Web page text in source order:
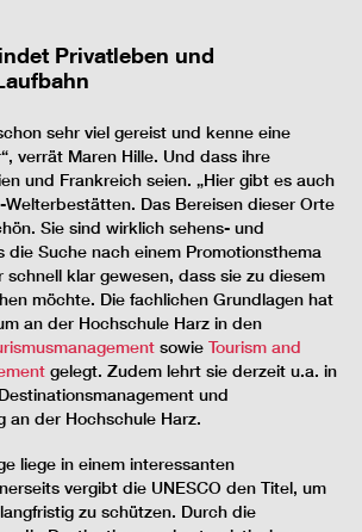
Privatleben und
sehr viel gereist und kenne eine
verrät Maren Hille. Und dass ihre
und Frankreich seien. „Hier gibt es auch
Welterbestätten. Das Bereisen dieser Orte
Sie sind wirklich sehens- und
die Suche nach einem Promotionsthema
schnell klar gewesen, dass sie zu diesem
möchte. Die fachlichen Grundlagen hat
an der Hochschule Harz in den
sowie Tourism and
gelegt. Zudem lehrt sie derzeit u.a. in
und
an der Hochschule Harz.
liege in einem interessanten
vergibt die UNESCO den Titel, um
zu schützen. Durch die